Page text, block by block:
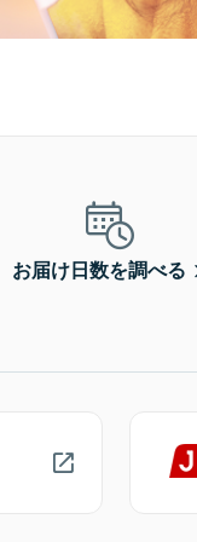
お届け日数を調べる